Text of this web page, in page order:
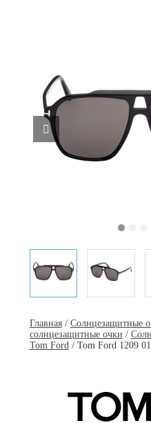
Главная/ Солнцезащитные
солнцезащитные очки /
Tom Ford / Tom Ford 1209